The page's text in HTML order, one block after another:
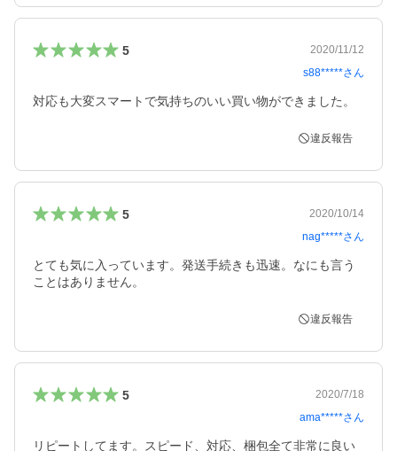
5
2020/11/12
s88*****さん
対応も大変スマートで気持ちのいい買い物ができました。
違反報告
5
2020/10/14
nag*****さん
とても気に入っています。発送手続きも迅速。なにも言う
ことはありません。
違反報告
5
2020/7/18
ama*****さん
リピートしてます。スピード、対応、梱包全て非常に良い